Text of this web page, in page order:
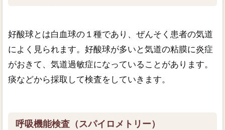
好酸球とは白血球の１種であり、ぜんそく患者の気道
によく見られます。好酸球が多いと気道の粘膜に炎症
がおきて、気道過敏症になっていることがあります。
痰などから採取して検査をしていきます。
呼吸機能検査（スパイロメトリー）